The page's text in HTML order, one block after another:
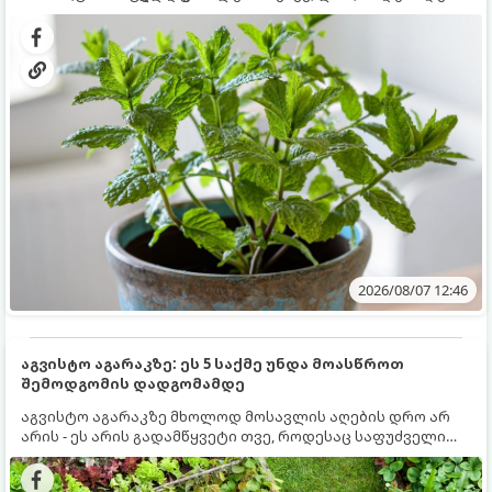
გრუნტში (ბაღში) დარგვისას ის ფესვებით ძალიან
სწრაფად ვრცელდება და სხვა მცენარეებს ავიწროებს.
კერძებისთვის.
2026/08/07 12:46
აგვისტო აგარაკზე: ეს 5 საქმე უნდა მოასწროთ
შემოდგომის დადგომამდე
აგვისტო აგარაკზე მხოლოდ მოსავლის აღების დრო არ
არის - ეს არის გადამწყვეტი თვე, როდესაც საფუძველი
ეყრება მომავალი წლის მოსავალს და ბაღი მზადდება
შემოდგომა-ზამთრის სეზონისთვის. იმისათვის, რომ